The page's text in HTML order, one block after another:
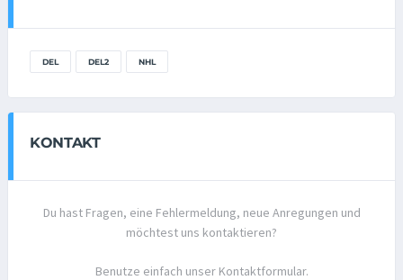
DEL DEL2 NHL
KONTAKT
Du hast Fragen, eine Fehlermeldung, neue Anregungen und
möchtest uns kontaktieren?
Benutze einfach unser Kontaktformular.